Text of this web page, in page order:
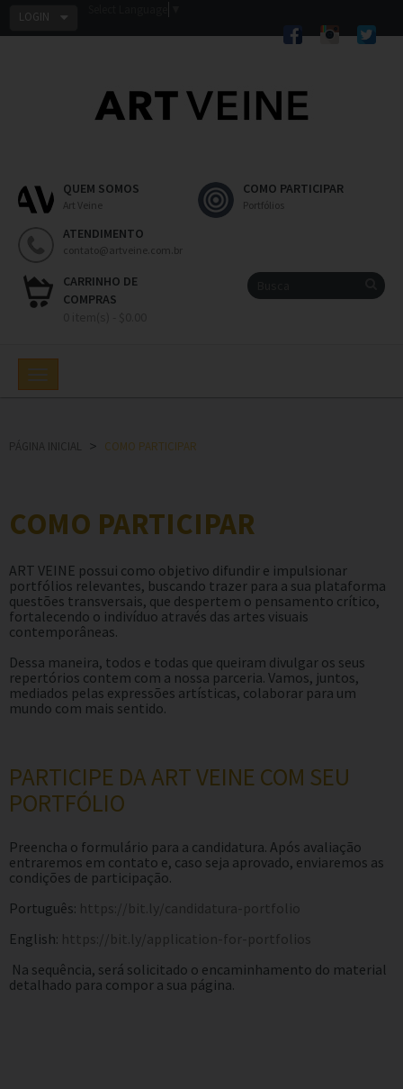
LOGIN
QUEM SOMOS
Art Veine
COMO PARTICIPAR
Portfólios
ATENDIMENTO
contato@artveine.com.br
CARRINHO DE
COMPRAS
Toggle
navigation
PÁGINA INICIAL > COMO PARTICIPAR
COMO PARTICIPAR
ART VEINE possui como objetivo difundir e impulsionar
portfólios relevantes, buscando trazer para a sua plataforma
questões transversais, que despertem o pensamento crítico,
fortalecendo o indivíduo através das artes visuais
contemporâneas.
Dessa maneira, todos e todas que queiram divulgar os seus
repertórios contem com a nossa parceria. Vamos, juntos,
mediados pelas expressões artísticas, colaborar para um
mundo com mais sentido.
PARTICIPE DA ART VEINE COM SEU
PORTFÓLIO
Preencha o formulário para a candidatura. Após avaliação
entraremos em contato e, caso seja aprovado, enviaremos as
condições de participação.
Português: https://bit.ly/candidatura-portfolio
English: https://bit.ly/application-for-portfolios
Na sequência, será solicitado o encaminhamento do material
detalhado para compor a sua página.